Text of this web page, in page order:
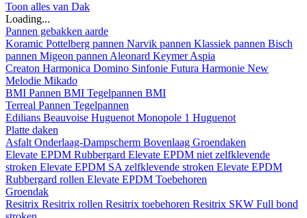
Toon alles van Dak
Loading...
Pannen gebakken aarde
Koramic Pottelberg pannen Narvik pannen Klassiek pannen Bisch
pannen Migeon pannen Aleonard KeymerAspia
Creaton Harmonica Domino Sinfonie Futura Harmonie New
Melodie Mikado
BMI Pannen BMI Tegelpannen BMI
Terreal Pannen Tegelpannen
Edilians Beauvoise Huguenot Monopole 1 Huguenot
Platte daken
Asfalt Onderlaag-Dampscherm Bovenlaag Groendaken
Elevate EPDM Rubbergard Elevate EPDM niet zelfklevende
stroken Elevate EPDM SA zelfklevende stroken Elevate EPDM
Rubbergard rollen Elevate EPDM Toebehoren
Groendak
Resitrix Resitrix rollen Resitrix toebehoren Resitrix SKW Full bond